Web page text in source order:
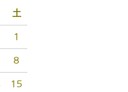
土
1
8
15